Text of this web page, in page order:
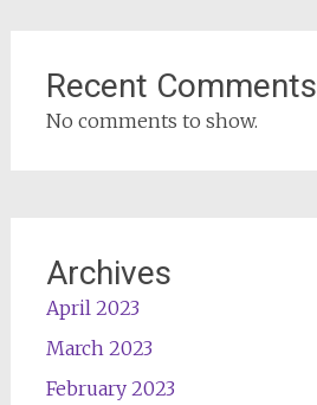
Recent Comments
No comments to show.
Archives
April 2023
March 2023
February 2023